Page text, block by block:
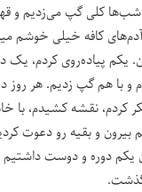
شب‌ها کلی گپ می‌زدیم و
کافه خیلی خوشم
یکم پیاده‌روی کردم،
و با هم گپ زدیم. هر روز
کردم، نقشه کشیدم، با
بیرون و بقیه رو دعوت
یکم دوره و دوست